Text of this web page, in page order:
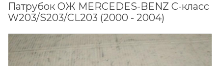
Патрубок ОЖ MERCEDES-BENZ C-класс
W203/S203/CL203 (2000 - 2004)